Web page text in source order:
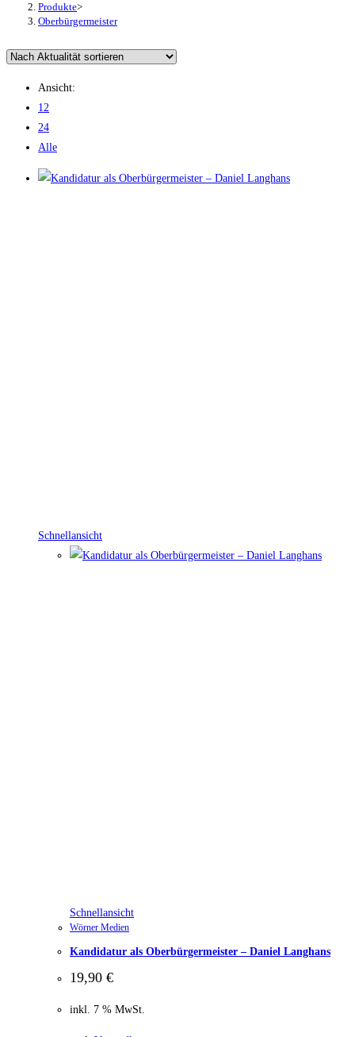
Produkte>
Oberbürgermeister
Ansicht:
12
24
Alle
Schnellansicht
Schnellansicht
Wörner Medien
Kandidatur als Oberbürgermeister – Daniel Langhans
19,90 €
inkl. 7 % MwSt.